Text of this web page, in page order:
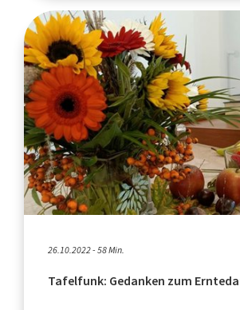
26.10.2022 - 58 Min.
Tafelfunk: Gedanken zum